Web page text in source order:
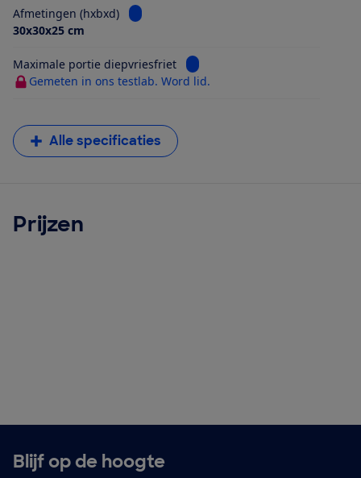
Afmetingen (hxbxd)
Bekijk informatie voor Afmetingen (hxbxd)
30x30x25 cm
Maximale portie diepvriesfriet
Bekijk informatie voor
Gemeten in ons testlab. Word lid.
Alle specificaties
Prijzen
Blijf op de hoogte